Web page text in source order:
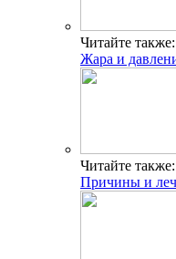
Читайте также:
Жара и
Читайте также:
Причины и